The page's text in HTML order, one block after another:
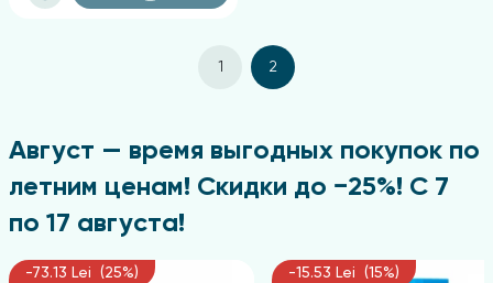
1 2
Август — время выгодных покупок по
летним ценам! Скидки до −25%! С 7
по 17 августа!
-73.13 Lei (25%) -15.53 Lei (15%)